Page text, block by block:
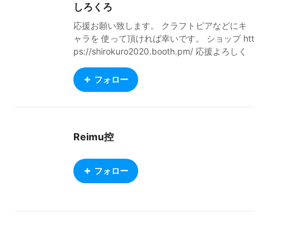
しろくろ
応援お願い致します。 クラフトピアなどにキ
ャラを 使って頂ければ幸いです。 ショップ htt
ps://shirokuro2020.booth.pm/ 応援よろしく
フォロー
Reimu控
フォロー